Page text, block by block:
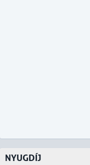
NYUGDÍJ